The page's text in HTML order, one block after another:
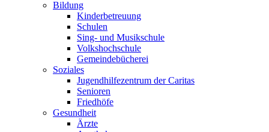
Bildung
Kinderbetreuung
Schulen
Sing- und Musikschule
Volkshochschule
Gemeindebücherei
Soziales
Jugendhilfezentrum der Caritas
Senioren
Friedhöfe
Gesundheit
Ärzte